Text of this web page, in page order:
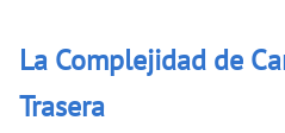
La Complejidad de
Trasera